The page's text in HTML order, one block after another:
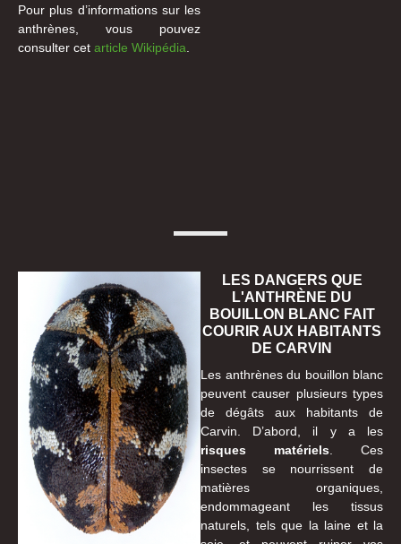
Pour plus d’informations sur les
anthrènes, vous pouvez
consulter cet article Wikipédia
LES DANGERS QUE
L'ANTHRÈNE DU
BOUILLON BLANC FAIT
COURIR AUX HABITANTS
DE CARVIN
Les anthrènes du bouillon blanc
peuvent causer plusieurs types
de dégâts aux habitants de
Carvin. D’abord, il y a les
risques matériels. Ces
insectes se nourrissent de
matières organiques,
endommageant les tissus
naturels, tels que la laine et la